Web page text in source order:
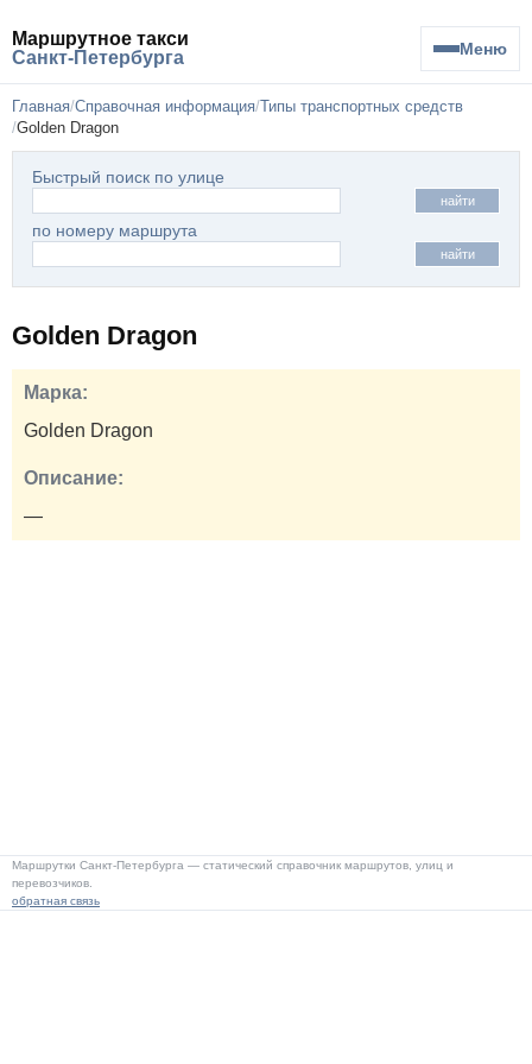
Маршрутное такси
Санкт-Петербурга
Меню
Главная Справочная информация Типы транспортных средств
Golden Dragon
Быстрый поиск по улице
найти
по номеру маршрута
найти
Golden Dragon
Марка:
Golden Dragon
Описание:
—
Маршрутки Санкт-Петербурга — статический справочник маршрутов, улиц и
перевозчиков.
обратная связь